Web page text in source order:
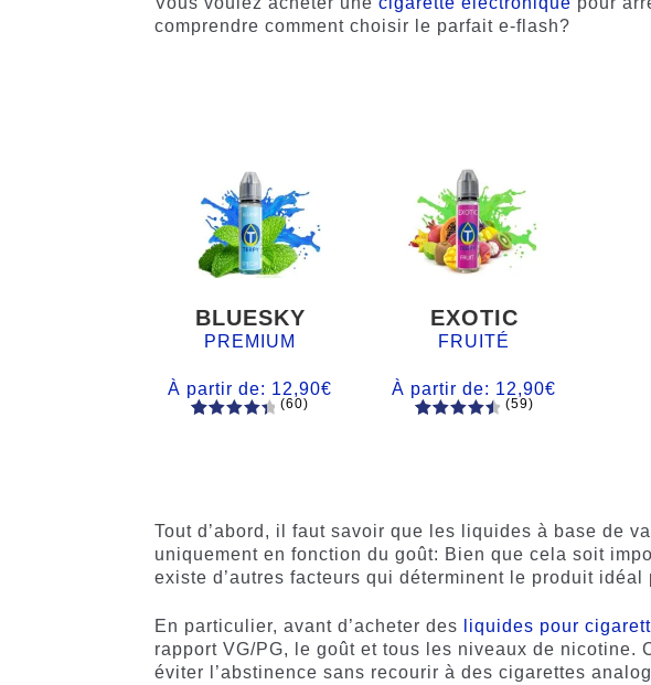
comprendre comment choisir le parfait e-flash?
BLUESKY
PREMIUM
À partir de: 12,90€
notations
client
(60)
EXOTIC
FRUITÉ
À partir de: 12,90€
client
(59)
Tout d’abord, il faut savoir que les liquides à base de
uniquement en fonction du goût: Bien que cela soit
existe d’autres facteurs qui déterminent le produit idéal
En particulier, avant d’acheter des liquides pour
rapport VG/PG, le goût et tous les niveaux de nicotine.
éviter l’abstinence sans recourir à des cigarettes